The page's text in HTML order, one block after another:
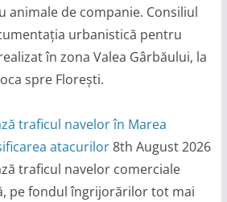
animale de companie. Consiliul
urbanistică pentru
în zona Valea Gârbăului, la
spre Florești.
traficul navelor în Marea
atacurilor8th August 2026
traficul navelor comerciale
pe fondul îngrijorărilor tot mai